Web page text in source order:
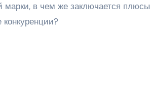
марки, в чем же заключается плюсы